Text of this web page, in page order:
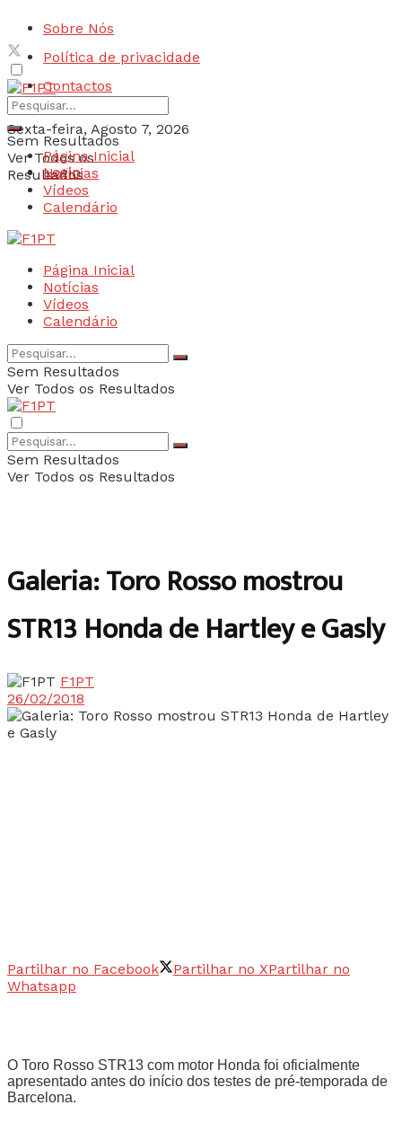
Sobre Nós
Política de privacidade
Contactos
Sexta-feira, Agosto 7, 2026
Login
Sem Resultados
Ver Todos os
Resultados
Página Inicial
Notícias
Vídeos
Calendário
Página Inicial
Notícias
Vídeos
Calendário
Sem Resultados
Ver Todos os Resultados
Sem Resultados
Ver Todos os Resultados
Galeria: Toro Rosso mostrou
STR13 Honda de Hartley e Gasly
F1PT
26/02/2018
Partilhar no Facebook Partilhar no XPartilhar no
Whatsapp
O Toro Rosso STR13 com motor Honda foi oficialmente
apresentado antes do início dos testes de pré-temporada de
Barcelona.